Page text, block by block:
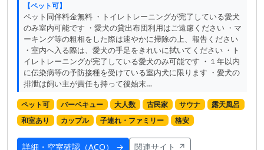
【ペット可】
ペット同伴料金無料 ・トイレトレーニングが完了している愛犬
のみ室内可能です ・愛犬の貸出布団利用はご遠慮ください ・マ
ーキング等の粗相をした際は速やかに掃除の上、報告ください
・室内へ入る際は、愛犬の手足をきれいに拭いてください ・ト
イレトレーニングが完了している愛犬のみ可能です ・１年以内
に伝染病等の予防接種を受けている室内犬に限ります ・愛犬の
排泄は飼い主が責任も持って後始末…
ペット可 バーベキュー 大人数 古民家 サウナ
露天風呂
和室あり
カップル 子連れ・ファミリー 格安
詳細・空室確認（ACO） → 関連サイト ↗